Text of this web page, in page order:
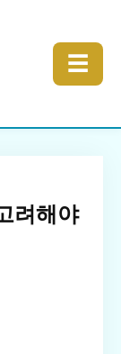
☰
려해야